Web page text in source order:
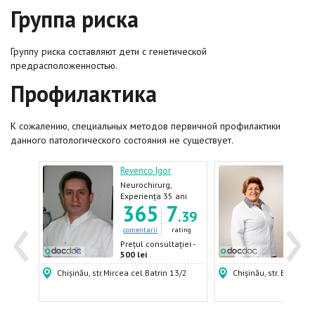
Группа риска
Группу риска составляют дети с генетической
предрасположенностью.
Профилактика
К сожалению, специальных методов первичной профилактики
данного патологического состояния не существует.
‹ ›
-
Revenco Igor
Neurochirurg,
Neurolog, Neurolog-
pediatru
Experiența 35 ani
365
comentarii
7.39
rating
Prețul consultației -
500 lei
Chișinău, str.Mircea cel Batrin 13/2
500
Chișinău, str.